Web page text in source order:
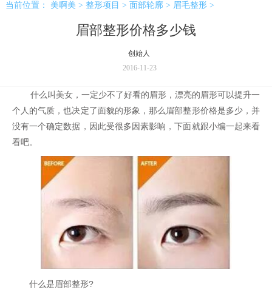
当前位置： 美啊美 > 整形项目 > 面部轮廓 > 眉毛整形>
眉部整形价格多少钱
创始人
2016-11-23
什么叫美女，一定少不了好看的眉形，漂亮的眉形可以提升一
个人的气质，也决定了面貌的形象，那么眉部整形价格是多少，并
没有一个确定数据，因此受很多因素影响，下面就跟小编一起来看
看吧。
什么是眉部整形?